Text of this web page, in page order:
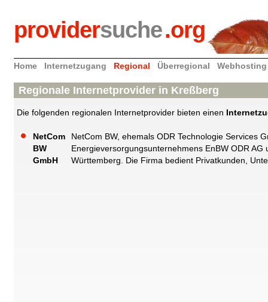
providersuche.org
Home Internetzugang Regional Überregional Webhosting
Regionale Internetprovider in Kreßberg
Die folgenden regionalen Internetprovider bieten einen
NetCom
BW
GmbH
NetCom BW, ehemals ODR Technologie Services
Energieversorgungsunternehmens EnBW ODR
Württemberg. Die Firma bedient Privatkunden,